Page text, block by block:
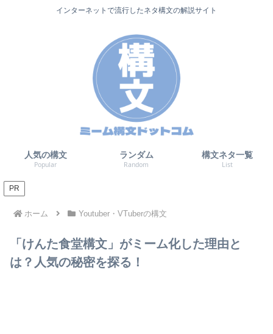
インターネットで流行したネタ構文の解説サイト
人気の構文
Popular
ランダム
Random
構文ネタ一覧
List
PR
ホーム Youtuber・VTuberの構文
「けんた食堂構文」がミーム化した理由と
は？人気の秘密を探る！